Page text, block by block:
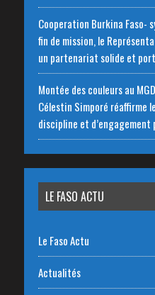
‎Cooperation Burkina Faso-
fin de mission, le
un partenariat solide et
Montée des couleurs au
Célestin Simporé réaffirme
discipline et
LE FASO ACTU
Le Faso Actu
Actualités